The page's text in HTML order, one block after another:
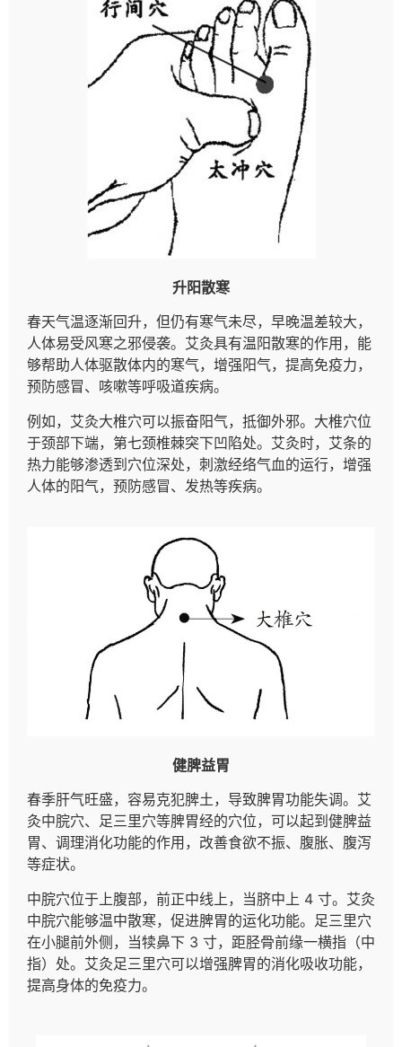
升阳散寒
春天气温逐渐回升，但仍有寒气未尽，早晚温差较大，
人体易受风寒之邪侵袭。艾灸具有温阳散寒的作用，能
够帮助人体驱散体内的寒气，增强阳气，提高免疫力，
预防感冒、咳嗽等呼吸道疾病。
例如，艾灸大椎穴可以振奋阳气，抵御外邪。大椎穴位
于颈部下端，第七颈椎棘突下凹陷处。艾灸时，艾条的
热力能够渗透到穴位深处，刺激经络气血的运行，增强
人体的阳气，预防感冒、发热等疾病。
健脾益胃
春季肝气旺盛，容易克犯脾土，导致脾胃功能失调。艾
灸中脘穴、足三里穴等脾胃经的穴位，可以起到健脾益
胃、调理消化功能的作用，改善食欲不振、腹胀、腹泻
等症状。
中脘穴位于上腹部，前正中线上，当脐中上 4 寸。艾灸
中脘穴能够温中散寒，促进脾胃的运化功能。足三里穴
在小腿前外侧，当犊鼻下 3 寸，距胫骨前缘一横指（中
指）处。艾灸足三里穴可以增强脾胃的消化吸收功能，
提高身体的免疫力。